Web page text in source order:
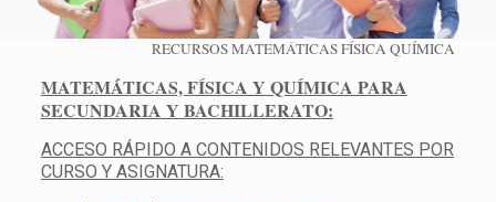
RECURSOS MATEMÁTICAS FÍSICA QUÍMICA
MATEMÁTICAS, FÍSICA Y QUÍMICA PARA
SECUNDARIA Y BACHILLERATO:
ACCESO RÁPIDO A CONTENIDOS RELEVANTES POR
CURSO Y ASIGNATURA: